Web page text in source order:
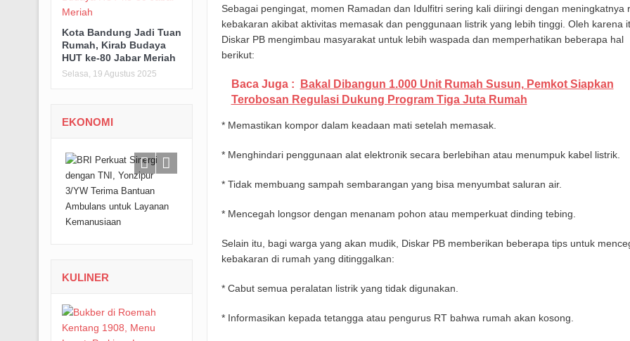
Sebagai pengingat, momen Ramadan dan Idulfitri sering kali diiringi dengan meningkatnya
kebakaran akibat aktivitas memasak dan penggunaan listrik yang lebih tinggi. Oleh karena
Diskar PB mengimbau masyarakat untuk lebih waspada dan memperhatikan beberapa hal
berikut:
Baca Juga :
Bakal Dibangun 1.000 Unit Rumah Susun, Pemkot Siapkan
Terobosan Regulasi Dukung Program Tiga Juta Rumah
* Memastikan kompor dalam keadaan mati setelah memasak.
* Menghindari penggunaan alat elektronik secara berlebihan atau menumpuk kabel listrik.
* Tidak membuang sampah sembarangan yang bisa menyumbat saluran air.
* Mencegah longsor dengan menanam pohon atau memperkuat dinding tebing.
Selain itu, bagi warga yang akan mudik, Diskar PB memberikan beberapa tips untuk
kebakaran di rumah yang ditinggalkan:
* Cabut semua peralatan listrik yang tidak digunakan.
* Informasikan kepada tetangga atau pengurus RT bahwa rumah akan kosong.
Kota Bandung Jadi Tuan
Rumah, Kirab Budaya
HUT ke-80 Jabar Meriah
Selasa, 19 Agustus 2025
EKONOMI
KULINER